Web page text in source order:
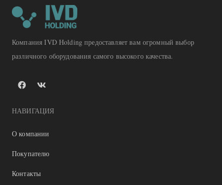
Компания IVD Holding предоставляет вам огромный выбор
различного оборудования самого высокого качества.
НАВИГАЦИЯ
О компании
Покупателю
Контакты